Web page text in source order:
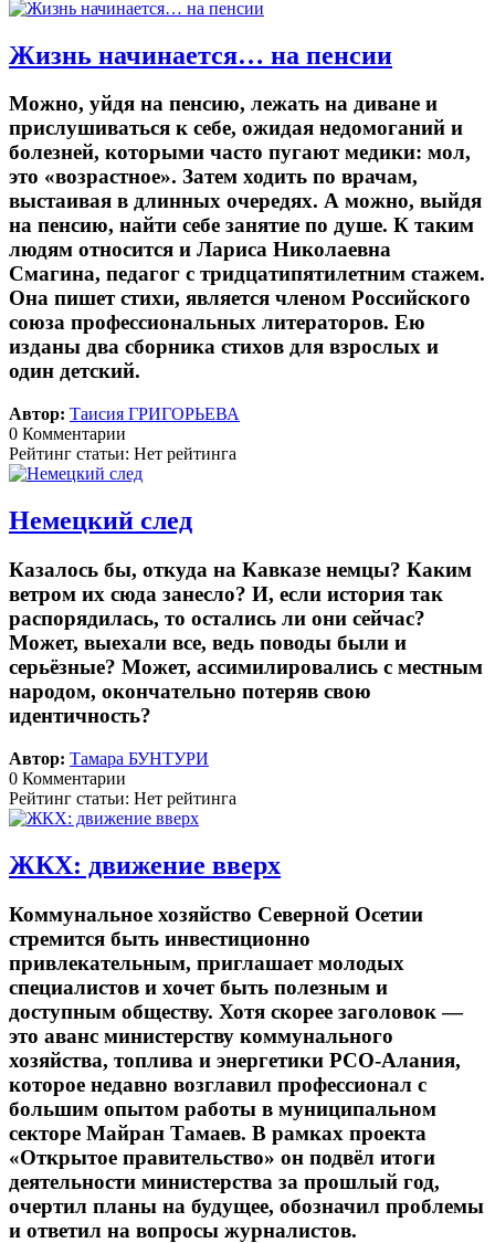
Жизнь начинается… на пенсии
Можно, уйдя на пенсию, лежать на диване и
прислушиваться к себе, ожидая недомоганий и
болезней, которыми часто пугают медики: мол,
это «возрастное». Затем ходить по врачам,
выстаивая в длинных очередях. А можно, выйдя
на пенсию, найти себе занятие по душе. К таким
людям относится и Лариса Николаевна
Смагина, педагог с тридцатипятилетним стажем.
Она пишет стихи, является членом Российского
союза профессиональных литераторов. Ею
изданы два сборника стихов для взрослых и
один детский.
Автор: Таисия ГРИГОРЬЕВА
0 Комментарии
Рейтинг статьи: Нет рейтинга
Немецкий след
Казалось бы, откуда на Кавказе немцы? Каким
ветром их сюда занесло? И, если история так
распорядилась, то остались ли они сейчас?
Может, выехали все, ведь поводы были и
серьёзные? Может, ассимилировались с местным
народом, окончательно потеряв свою
идентичность?
Автор: Тамара БУНТУРИ
0 Комментарии
Рейтинг статьи: Нет рейтинга
ЖКХ: движение вверх
Коммунальное хозяйство Северной Осетии
стремится быть инвестиционно
привлекательным, приглашает молодых
специалистов и хочет быть полезным и
доступным обществу. Хотя скорее заголовок —
это аванс министерству коммунального
хозяйства, топлива и энергетики РСО-Алания,
которое недавно возглавил профессионал с
большим опытом работы в муниципальном
секторе Майран Тамаев. В рамках проекта
«Открытое правительство» он подвёл итоги
деятельности министерства за прошлый год,
очертил планы на будущее, обозначил проблемы
и ответил на вопросы журналистов.